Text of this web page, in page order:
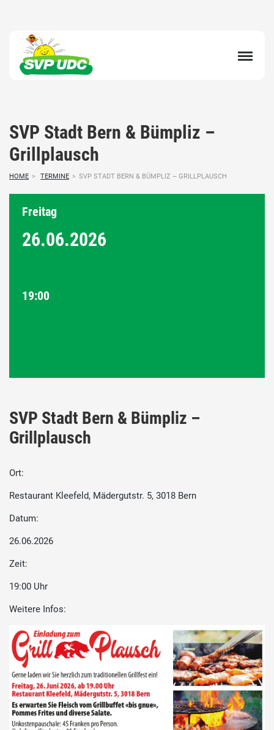
SVP Stadt Bern & Bümpliz –
Grillplausch
HOME > TERMINE > SVP STADT BERN & BÜMPLIZ – GRILLPLAUSCH
Freitag
26.06.2026
19:00
SVP Stadt Bern & Bümpliz –
Grillplausch
Ort:
Restaurant Kleefeld, Mädergutstr. 5, 3018 Bern
Datum:
26.06.2026
Zeit:
19:00 Uhr
Weitere Infos: